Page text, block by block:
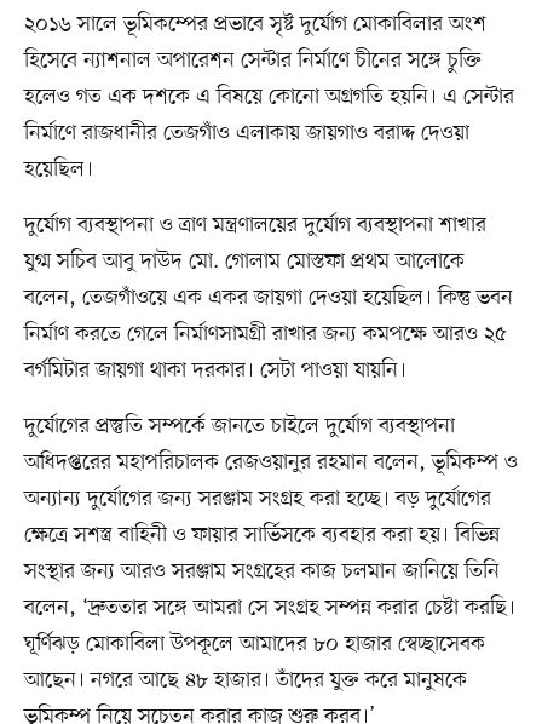
২০১৬ সালে ভূমিকম্পের প্রভাবে সৃষ্ট দুর্যোগ মোকাবিলার অংশ
হিসেবে ন্যাশনাল অপারেশন সেন্টার নির্মাণে চীনের সঙ্গে চুক্তি
হলেও গত এক দশকে এ বিষয়ে কোনো অগ্রগতি হয়নি। এ সেন্টার
নির্মাণে রাজধানীর তেজগাঁও এলাকায় জায়গাও বরাদ্দ দেওয়া
হয়েছিল।
দুর্যোগ ব্যবস্থাপনা ও ত্রাণ মন্ত্রণালয়ের দুর্যোগ ব্যবস্থাপনা শাখার
যুগ্ম সচিব আবু দাউদ মো. গোলাম মোস্তফা প্রথম আলোকে
বলেন, তেজগাঁওয়ে এক একর জায়গা দেওয়া হয়েছিল। কিন্তু ভবন
নির্মাণ করতে গেলে নির্মাণসামগ্রী রাখার জন্য কমপক্ষে আরও ২৫
বর্গমিটার জায়গা থাকা দরকার। সেটা পাওয়া যায়নি।
দুর্যোগের প্রস্তুতি সম্পর্কে জানতে চাইলে দুর্যোগ ব্যবস্থাপনা
অধিদপ্তরের মহাপরিচালক রেজওয়ানুর রহমান বলেন, ভূমিকম্প ও
অন্যান্য দুর্যোগের জন্য সরঞ্জাম সংগ্রহ করা হচ্ছে। বড় দুর্যোগের
ক্ষেত্রে সশস্ত্র বাহিনী ও ফায়ার সার্ভিসকে ব্যবহার করা হয়। বিভিন্ন
সংস্থার জন্য আরও সরঞ্জাম সংগ্রহের কাজ চলমান জানিয়ে তিনি
বলেন, ‘দ্রুততার সঙ্গে আমরা সে সংগ্রহ সম্পন্ন করার চেষ্টা করছি।
ঘূর্ণিঝড় মোকাবিলা উপকূলে আমাদের ৮০ হাজার স্বেচ্ছাসেবক
আছেন। নগরে আছে ৪৮ হাজার। তাঁদের যুক্ত করে মানুষকে
ভূমিকম্প নিয়ে সচেতন করার কাজ শুরু করব।’